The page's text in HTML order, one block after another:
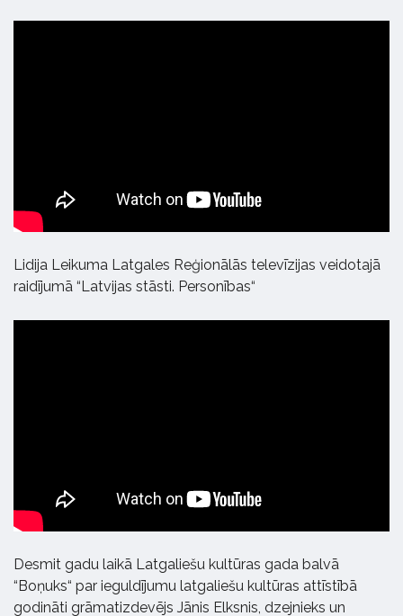
Lidija Leikuma Latgales Reģionālās televīzijas veidotajā
raidījumā “Latvijas stāsti. Personības“
Desmit gadu laikā Latgaliešu kultūras gada balvā
“Boņuks“ par ieguldījumu latgaliešu kultūras attīstībā
godināti grāmatizdevējs Jānis Elksnis, dzejnieks un